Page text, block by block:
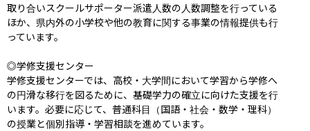
取り合いスクールサポーター派遣人数の人数調整を行っている
ほか、県内外の小学校や他の教育に関する事業の情報提供も行
っています。
◎学修支援センター
学修支援センターでは、高校・大学間において学習から学修へ
の円滑な移行を図るために、基礎学力の確立に向けた支援を行
います。必要に応じて、普通科目（国語・社会・数学・理科）
の授業と個別指導・学習相談を進めています。